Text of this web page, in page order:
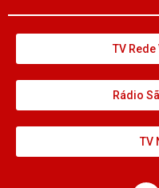
TV Rede
Rádio
TV